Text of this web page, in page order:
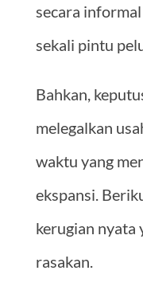
secara
sekali pintu
Bahkan,
melegalkan
waktu yang
ekspansi.
kerugian nyata
rasakan.